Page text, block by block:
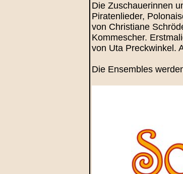
Die Zuschauerinnen
Piratenlieder,
von Christiane
Kommescher.
von Uta Preckwinkel.
Die Ensembles